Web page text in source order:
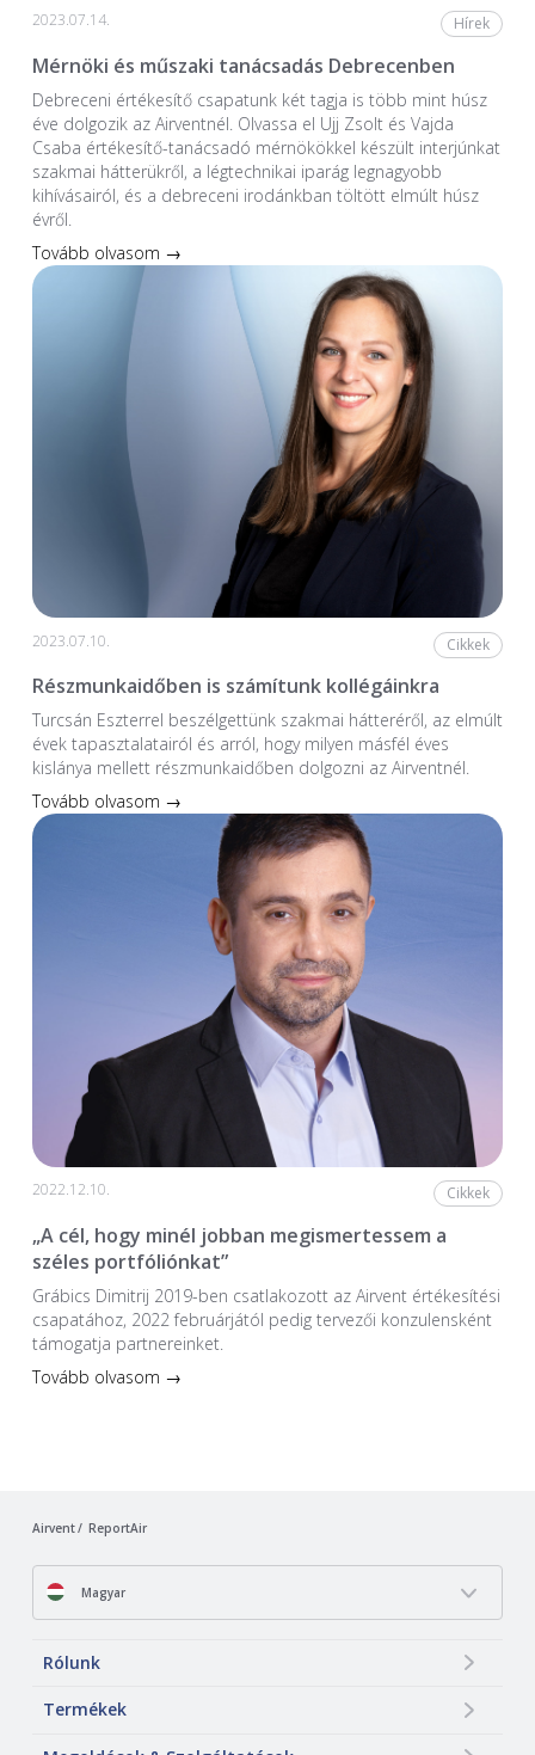
2023.07.14. Hírek
Mérnöki és műszaki tanácsadás Debrecenben
Debreceni értékesítő csapatunk két tagja is több mint húsz
éve dolgozik az Airventnél. Olvassa el Ujj Zsolt és Vajda
Csaba értékesítő-tanácsadó mérnökökkel készült interjúnkat
szakmai hátterükről, a légtechnikai iparág legnagyobb
kihívásairól, és a debreceni irodánkban töltött elmúlt húsz
évről.
Tovább olvasom →
2023.07.10. Cikkek
Részmunkaidőben is számítunk kollégáinkra
Turcsán Eszterrel beszélgettünk szakmai hátteréről, az elmúlt
évek tapasztalatairól és arról, hogy milyen másfél éves
kislánya mellett részmunkaidőben dolgozni az Airventnél.
Tovább olvasom →
2022.12.10. Cikkek
„A cél, hogy minél jobban megismertessem a
széles portfóliónkat”
Grábics Dimitrij 2019-ben csatlakozott az Airvent értékesítési
csapatához, 2022 februárjától pedig tervezői konzulensként
támogatja partnereinket.
Tovább olvasom →
Airvent ReportAir
Magyar
Rólunk
Termékek